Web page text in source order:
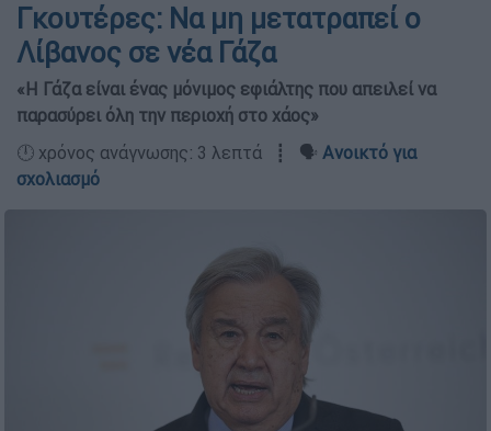
Γκουτέρες: Να μη μετατραπεί ο
Λίβανος σε νέα Γάζα
«Η Γάζα είναι ένας μόνιμος εφιάλτης που απειλεί να
παρασύρει όλη την περιοχή στο χάος»
🕛 χρόνος ανάγνωσης: 3 λεπτά ┋ 🗣️ Ανοικτό για
σχολιασμό